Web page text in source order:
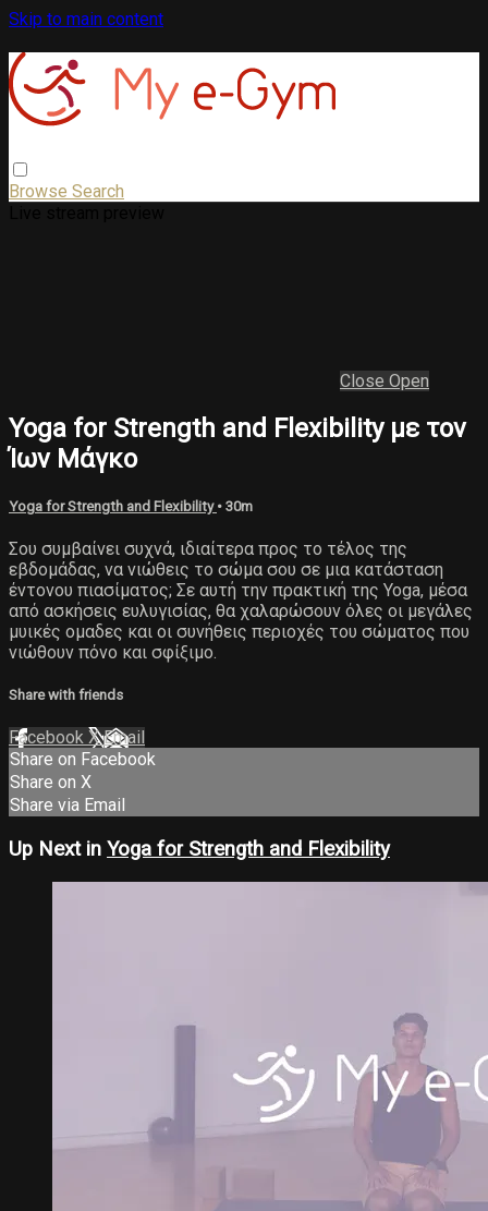
Skip to main content
Browse Search
Close Open
Yoga for Strength and Flexibility με τον
Ίων Μάγκο
Yoga for Strength and Flexibility • 30m
Σου συμβαίνει συχνά, ιδιαίτερα προς το τέλος της
εβδομάδας, να νιώθεις το σώμα σου σε μια κατάσταση
έντονου πιασίματος; Σε αυτή την πρακτική της Yoga, μέσα
από ασκήσεις ευλυγισίας, θα χαλαρώσουν όλες οι μεγάλες
μυικές ομαδες και οι συνήθεις περιοχές του σώματος που
νιώθουν πόνο και σφίξιμο.
Share with friends
Facebook XEmail
Share on Facebook
Share on X
Share via Email
Up Next in Yoga for Strength and Flexibility